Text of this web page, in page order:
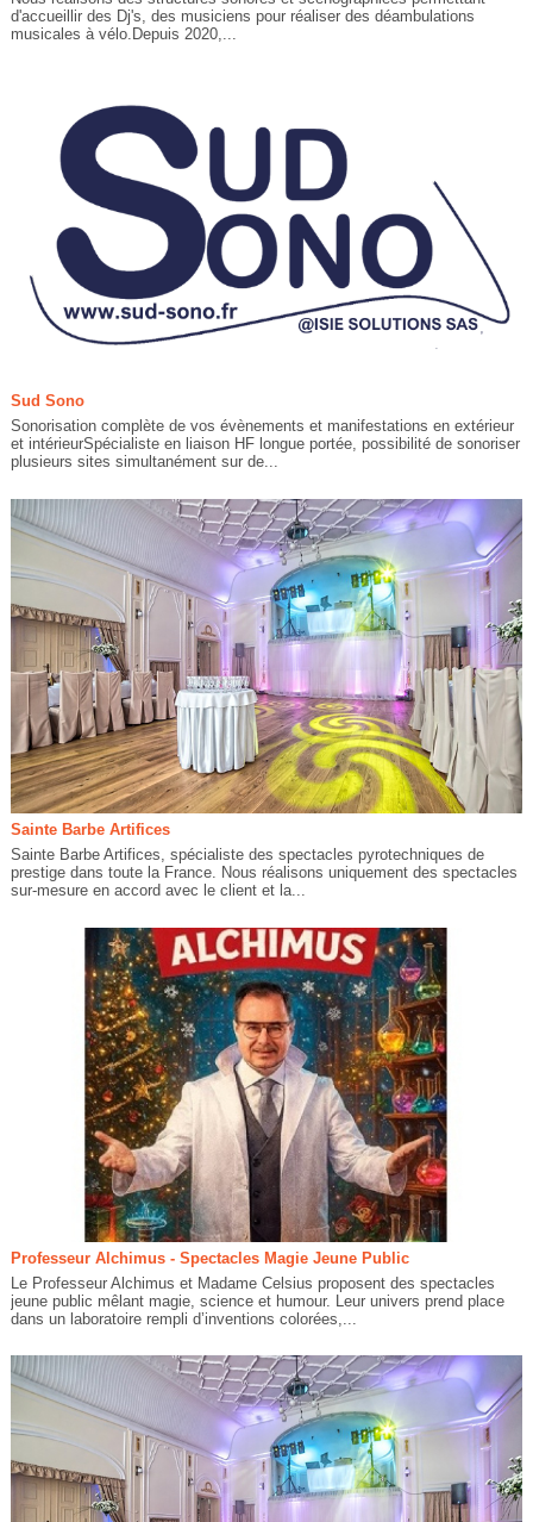
d'accueillir des Dj's, des musiciens pour réaliser des déambulations
musicales à vélo.Depuis 2020,...
Sud Sono
Sonorisation complète de vos évènements et manifestations en extérieur
et intérieurSpécialiste en liaison HF longue portée, possibilité de sonoriser
plusieurs sites simultanément sur de...
Sainte Barbe Artifices
Sainte Barbe Artifices, spécialiste des spectacles pyrotechniques de
prestige dans toute la France. Nous réalisons uniquement des spectacles
sur-mesure en accord avec le client et la...
Professeur Alchimus - Spectacles Magie Jeune Public
Le Professeur Alchimus et Madame Celsius proposent des spectacles
jeune public mêlant magie, science et humour. Leur univers prend place
dans un laboratoire rempli d’inventions colorées,...